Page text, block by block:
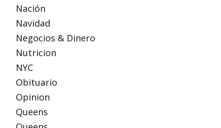
Nación
Navidad
Negocios & Dinero
Nutricion
NYC
Obituario
Opinion
Queens